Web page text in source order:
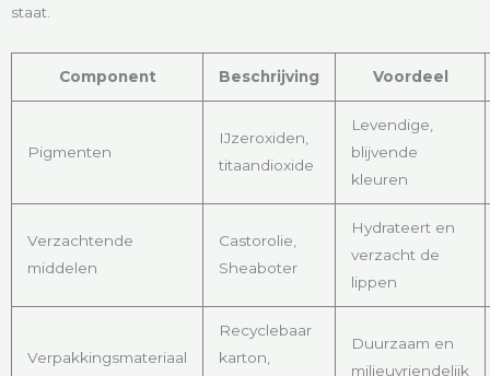
staat.
Component Beschrijving Voordeel
Pigmenten
IJzeroxiden,
titaandioxide
Levendige,
blijvende
kleuren
Verzachtende
middelen
Castorolie,
Sheaboter
Hydrateert en
verzacht de
lippen
Verpakkingsmateriaal
Recyclebaar
karton,
Duurzaam en
milieuvriendelijk